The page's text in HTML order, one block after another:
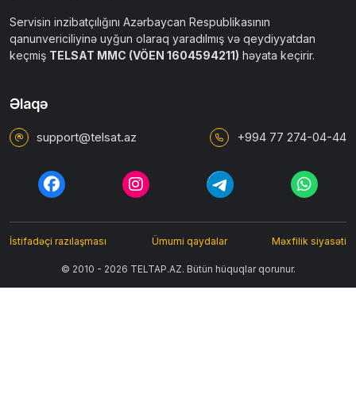
Servisin inzibatçılığını Azərbaycan Respublikasının
qanunvericiliyinə uyğun olaraq yaradılmış və qeydiyyatdan
keçmiş TELSAT MMC (VÖEN 1604594211) həyata keçirir.
Əlaqə
support@telsat.az +994 77 274-04-44
© 2010 - 2026 TELTAP.AZ. Bütün hüquqlar qorunur.
İstifadəçi razılaşması Ümumi qaydalar Məxfilik siyasəti